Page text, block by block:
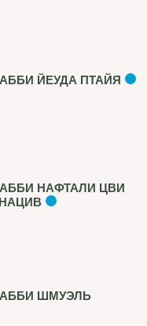
ЙЕУДА ПТАЙЯ
НАФТАЛИ ЦВИ
ШМУЭЛЬ